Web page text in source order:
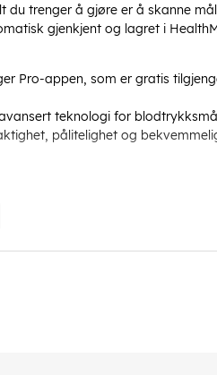
du trenger å gjøre er å skanne
gjenkjent og lagret i
Pro-appen, som er gratis
teknologi for
pålitelighet og